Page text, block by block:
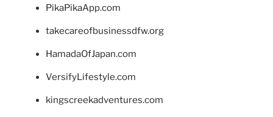
PikaPikaApp.com
takecareofbusinessdfw.org
HamadaOfJapan.com
VersifyLifestyle.com
kingscreekadventures.com